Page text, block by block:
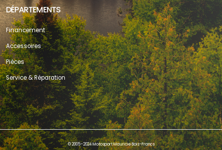
DÉPARTEMENTS
Financement
Accessoires
Pièces
Service & Réparation
© 2005–2024 Motosport Mauricie Bois-Francs